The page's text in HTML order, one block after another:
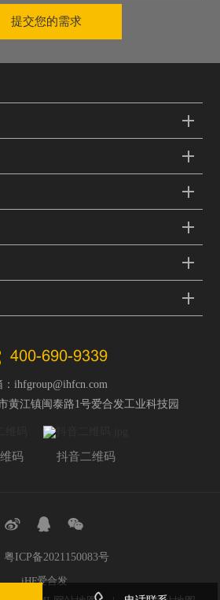
提交您的需求
400-690-9339
：ihfgroup@ihfcn.com
黄江镇闽泰路1号爱合发工业科技园
码 抖音二维码
粤ICP备2021150083号
iHF爱合发